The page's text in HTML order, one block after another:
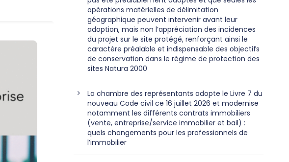
opérations matérielles de délimitation
géographique peuvent intervenir avant leur
adoption, mais non l’appréciation des incidences
du projet sur le site protégé, renforçant ainsi le
caractère préalable et indispensable des objectifs
de conservation dans le régime de protection des
sites Natura 2000
La chambre des représentants adopte le Livre 7 du
nouveau Code civil ce 16 juillet 2026 et modernise
notamment les différents contrats immobiliers
(vente, entreprise/service immobilier et bail) :
quels changements pour les professionnels de
l’immobilier